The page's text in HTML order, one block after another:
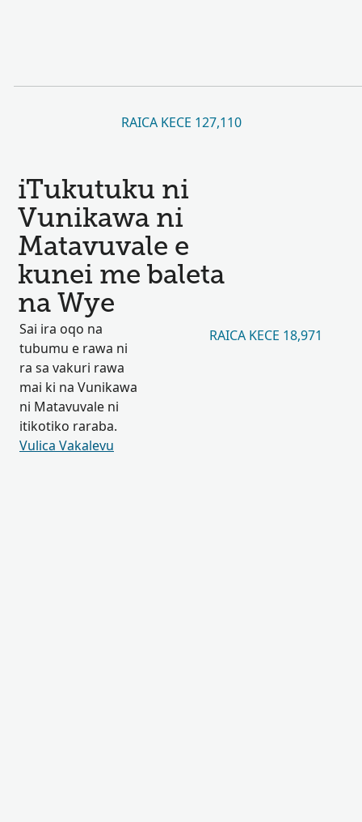
RAICA KECE 127,110
iTukutuku ni
Vunikawa ni
Matavuvale e
kunei me baleta
na Wye
Sai ira oqo na
tubumu e rawa ni
ra sa vakuri rawa
mai ki na Vunikawa
ni Matavuvale ni
itikotiko raraba.
Vulica Vakalevu
RAICA KECE 18,971